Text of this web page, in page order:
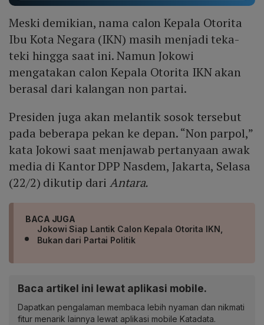
Meski demikian, nama calon Kepala Otorita
Ibu Kota Negara (IKN) masih menjadi teka-
teki hingga saat ini. Namun Jokowi
mengatakan calon Kepala Otorita IKN akan
berasal dari kalangan non partai.
Presiden juga akan melantik sosok tersebut
pada beberapa pekan ke depan. “Non parpol,”
kata Jokowi saat menjawab pertanyaan awak
media di Kantor DPP Nasdem, Jakarta, Selasa
(22/2) dikutip dari Antara.
BACA JUGA
Jokowi Siap Lantik Calon Kepala Otorita IKN,
Bukan dari Partai Politik
Baca artikel ini lewat aplikasi mobile.
Dapatkan pengalaman membaca lebih nyaman dan nikmati
fitur menarik lainnya lewat aplikasi mobile Katadata.